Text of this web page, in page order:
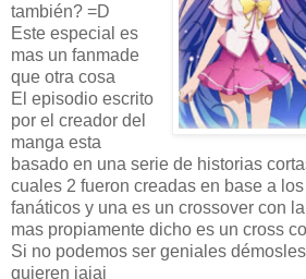
también? =D
Este especial es
mas un fanmade
que otra cosa
El episodio escrito
por el creador del
manga esta
basado en una serie de historias
cuales 2 fueron creadas en base a
fanáticos y una es un crossover con
mas propiamente dicho es un cross
Si no podemos ser geniales
quieren jajaj